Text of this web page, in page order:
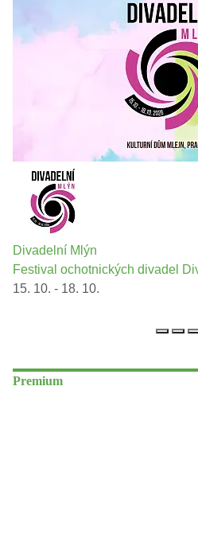
Divadelní Mlýn
Festival ochotnických divadel
15. 10. - 18. 10.
Premium